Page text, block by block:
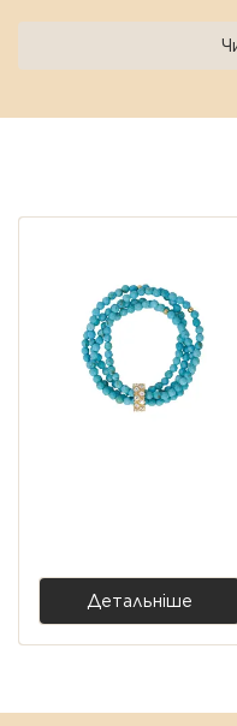
Смарагд - це
внутрішнього
він допомагає
Покриття:
Вставка:
Розмір вставки:
Детальніше